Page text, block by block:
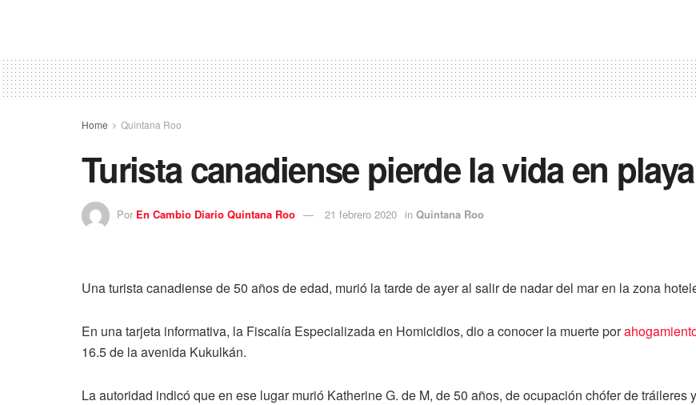
Home Quintana Roo
Turista canadiense pierde la vida en
Por En Cambio Diario Quintana Roo 21 febrero 2020 in Quintana Roo
Una turista canadiense de 50 años de edad, murió la tarde de ayer al salir de nadar del mar en la zona
En una tarjeta informativa, la Fiscalía Especializada en Homicidios, dio a conocer la muerte por
16.5 de la avenida Kukulkán.
La autoridad indicó que en ese lugar murió Katherine G. de M, de 50 años, de ocupación chófer de